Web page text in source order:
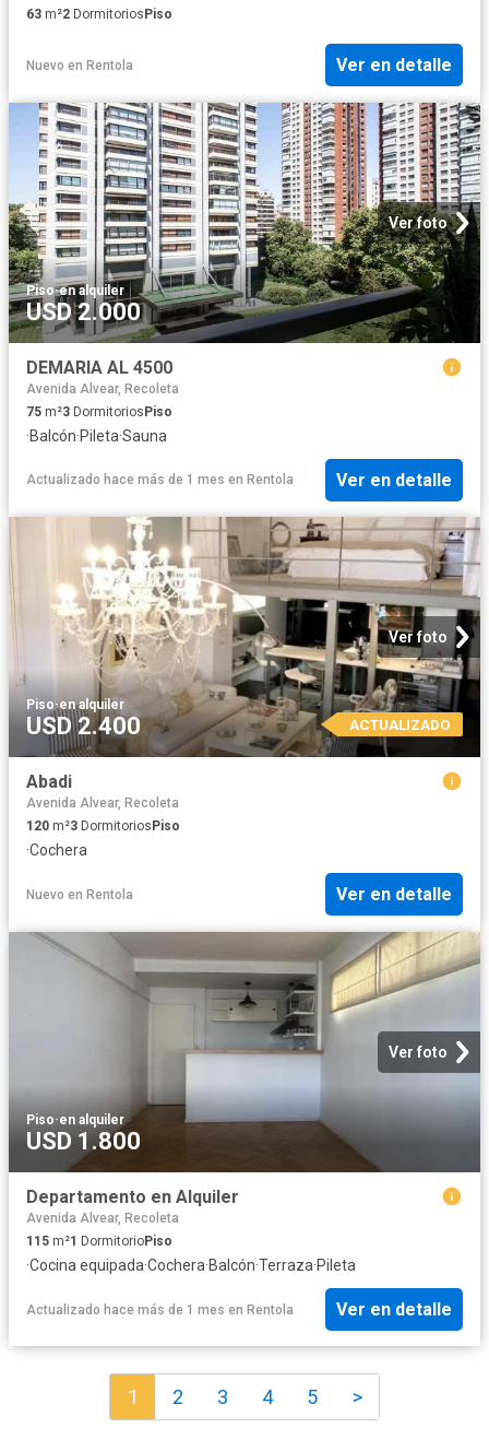
63 m²2 Dormitorios Piso
Nuevo en Rentola Ver en detalle
Ver foto
Piso·en alquiler
USD 2.000
DEMARIA AL 4500
Avenida Alvear, Recoleta
75 m²3 DormitoriosPiso
·Balcón·Pileta·Sauna
Actualizado hace más de 1 mes en Rentola Ver en detalle
Ver foto
Piso·en alquiler
USD 2.400 ACTUALIZADO
Abadi
Avenida Alvear, Recoleta
120 m²3 Dormitorios Piso
·Cochera
Nuevo en Rentola Ver en detalle
Ver foto
Piso·en alquiler
USD 1.800
Departamento en Alquiler
Avenida Alvear, Recoleta
115 m²1 DormitorioPiso
·Cocina equipada·Cochera·Balcón·Terraza·Pileta
Actualizado hace más de 1 mes en Rentola Ver en detalle
1 2 3 4 5 >